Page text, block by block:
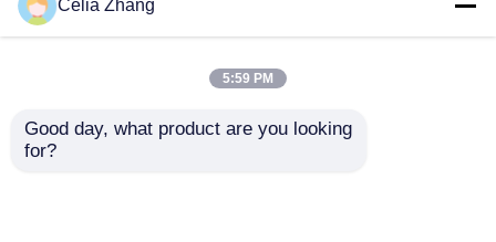
Neuigkeiten
Riesige Thermopapier-Rolle
Positions-Thermopapier-Rolle
NCR-Papier
Celia Zhang
5:59 PM
Good day, what product are you looking
for?